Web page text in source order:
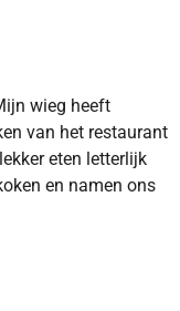
wieg heeft
van het restaurant
eten letterlijk
en namen ons